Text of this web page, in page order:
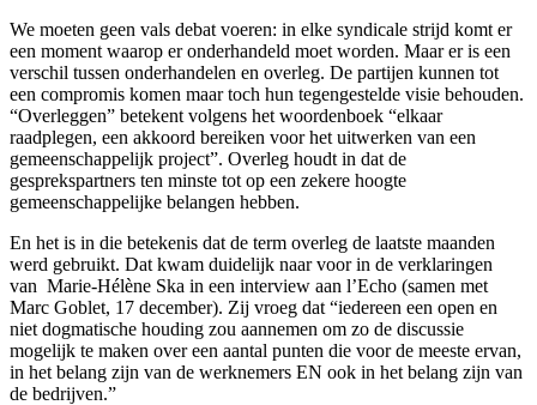
We moeten geen vals debat voeren: in elke syndicale strijd komt er
een moment waarop er onderhandeld moet worden. Maar er is een
verschil tussen onderhandelen en overleg. De partijen kunnen tot
een compromis komen maar toch hun tegengestelde visie behouden.
“Overleggen” betekent volgens het woordenboek “elkaar
raadplegen, een akkoord bereiken voor het uitwerken van een
gemeenschappelijk project”. Overleg houdt in dat de
gesprekspartners ten minste tot op een zekere hoogte
gemeenschappelijke belangen hebben.
En het is in die betekenis dat de term overleg de laatste maanden
werd gebruikt. Dat kwam duidelijk naar voor in de verklaringen
van Marie-Hélène Ska in een interview aan l’Echo (samen met
Marc Goblet, 17 december). Zij vroeg dat “iedereen een open en
niet dogmatische houding zou aannemen om zo de discussie
mogelijk te maken over een aantal punten die voor de meeste ervan,
in het belang zijn van de werknemers EN ook in het belang zijn van
de bedrijven.”